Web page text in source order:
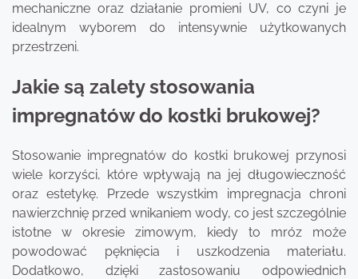
mechaniczne oraz działanie promieni UV, co czyni je
idealnym wyborem do intensywnie użytkowanych
przestrzeni.
Jakie są zalety stosowania
impregnatów do kostki brukowej?
Stosowanie impregnatów do kostki brukowej przynosi
wiele korzyści, które wpływają na jej długowieczność
oraz estetykę. Przede wszystkim impregnacja chroni
nawierzchnię przed wnikaniem wody, co jest szczególnie
istotne w okresie zimowym, kiedy to mróz może
powodować pęknięcia i uszkodzenia materiału.
Dodatkowo, dzięki zastosowaniu odpowiednich